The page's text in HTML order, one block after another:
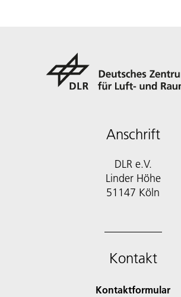
Anschrift
DLR e.V.
Linder Höhe
51147 Köln
Kontakt
Kontaktformular